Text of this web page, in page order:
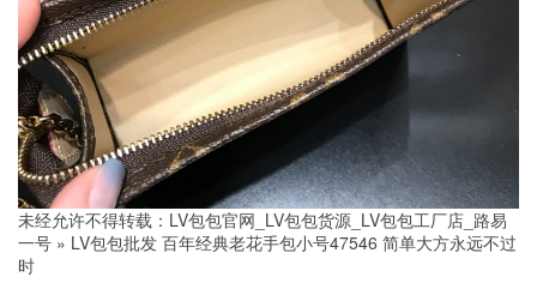
未经允许不得转载： LV包包官网_LV包包货源_LV包包工厂店_路易
一号 » LV包包批发 百年经典老花手包小号47546 简单大方永远不过
时